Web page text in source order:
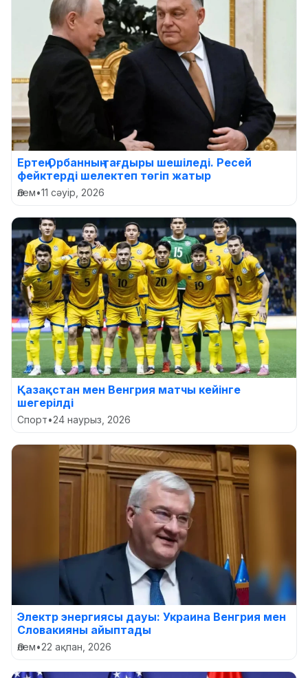
Ертең Орбанның тағдыры шешіледі. Ресей
фейктерді шелектеп төгіп жатыр
Әлем•11 сәуір, 2026
Қазақстан мен Венгрия матчы кейінге
шегерілді
Спорт•24 наурыз, 2026
Электр энергиясы дауы: Украина Венгрия мен
Словакияны айыптады
Әлем•22 ақпан, 2026